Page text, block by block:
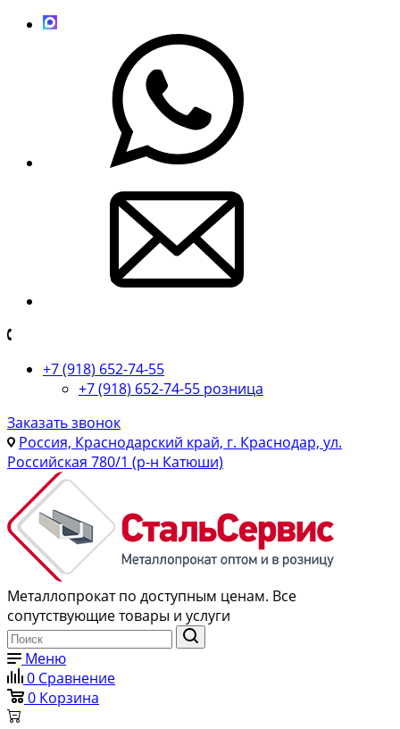
+7 (918) 652-74-55
+7 (918) 652-74-55 розница
Заказать звонок
Россия, Краснодарский край, г. Краснодар, ул.
Российская 780/1 (р-н Катюши)
Металлопрокат по доступным ценам. Все
сопутствующие товары и услуги
Меню
0 Сравнение
0 Корзина